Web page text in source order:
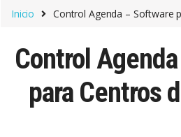
Saltar a la navegación
Inicio Control Agenda – Software
Control
para Centros